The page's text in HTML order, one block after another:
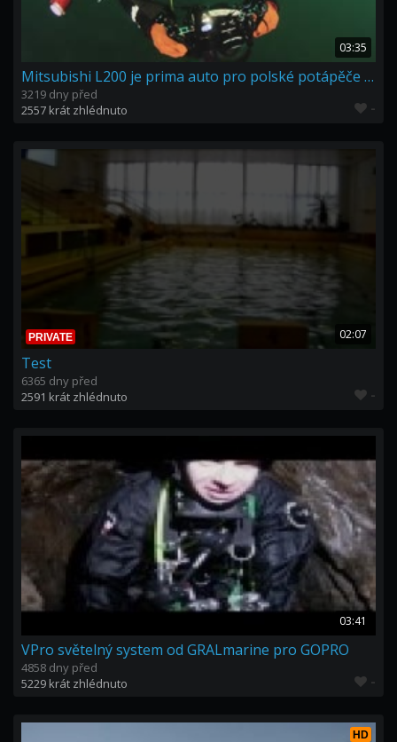
03:35
Mitsubishi L200 je prima auto pro polské potápěče :-)
3219 dny před
2557 krát zhlédnuto
-
PRIVATE 02:07
Test
6365 dny před
2591 krát zhlédnuto
-
03:41
VPro světelný system od GRALmarine pro GOPRO
4858 dny před
5229 krát zhlédnuto
-
HD